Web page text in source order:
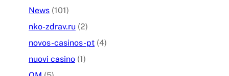
News (101)
nko-zdrav.ru (2)
novos-casinos-pt (4)
nuovi casino (1)